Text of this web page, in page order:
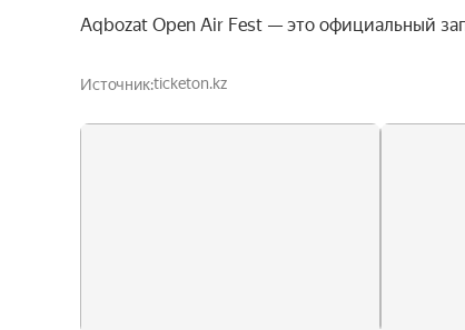
Aqbozat Open Air Fest — это официальный
Источникticketon.kz